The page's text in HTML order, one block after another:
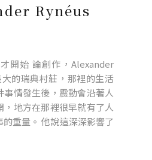
Rynéus
開始 論創作，Alexander
的瑞典村莊，那裡的生活
情發生後，震動會沿著人
地方在那裡很早就有了人
重量。 他說這深深影響了